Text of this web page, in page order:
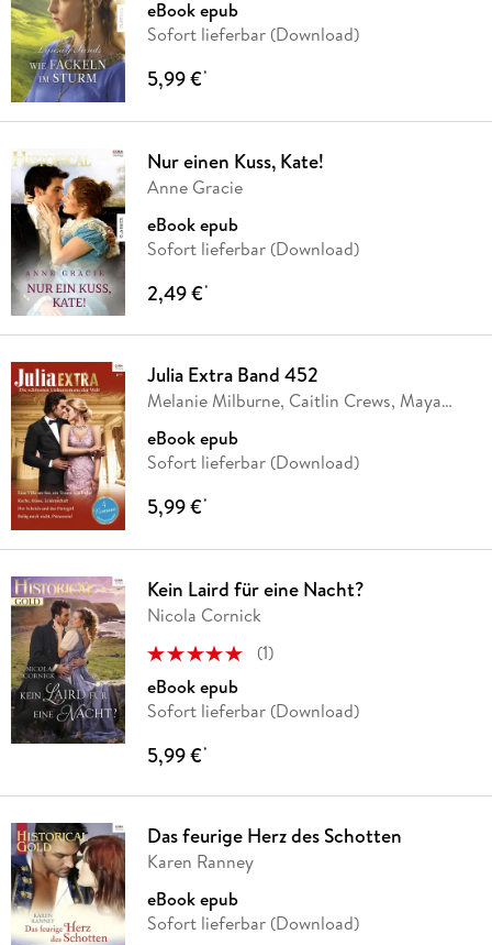
eBook epub
Sofort lieferbar (Download)
5,99 €*
Nur einen Kuss, Kate!
Anne Gracie
eBook epub
Sofort lieferbar (Download)
2,49 €*
Julia Extra Band 452
Melanie Milburne, Caitlin Crews, Maya
Blake,
eBook epub
Sofort lieferbar (Download)
5,99 €*
Kein Laird für eine Nacht?
Nicola Cornick
(1)
eBook epub
Sofort lieferbar (Download)
5,99 €*
Das feurige Herz des Schotten
Karen Ranney
eBook epub
Sofort lieferbar (Download)